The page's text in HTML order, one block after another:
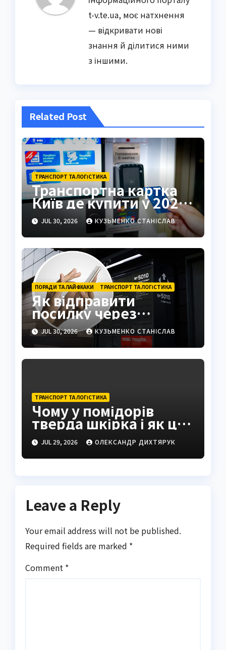
t-v.te.ua, моє натхнення
— відкривати нові
знання й ділитися ними
з іншими.
Related Post
ТРАНСПОРТ ТА ЛОГІСТИКА
Транспортна картка
Київ де купити у 2026
році
JUL 30, 2026 КУЗЬМЕНКО СТАНІСЛАВ
ПОРАДИ ТА ЛАЙФХАКИ ТРАНСПОРТ ТА ЛОГІСТИКА
Як відправити
посилку через
поштомат: повна
інструкція 2026
JUL 30, 2026 КУЗЬМЕНКО СТАНІСЛАВ
ТРАНСПОРТ ТА ЛОГІСТИКА
Чому у помідорів
тверда шкірка і як це
виправити
JUL 29, 2026 ОЛЕКСАНДР ДИХТЯРУК
Leave a Reply
Your email address will not be published.
Required fields are marked *
Comment *